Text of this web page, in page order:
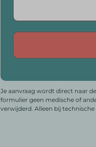
Je aanvraag wordt direct naar
formulier geen medische of
verwijderd. Alleen bij